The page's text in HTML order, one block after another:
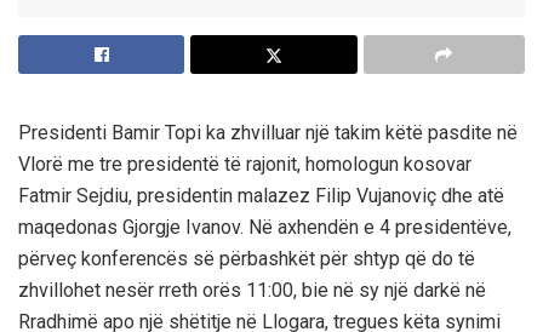
Presidenti Bamir Topi ka zhvilluar një takim këtë pasdite në
Vlorë me tre presidentë të rajonit, homologun kosovar
Fatmir Sejdiu, presidentin malazez Filip Vujanoviç dhe atë
maqedonas Gjorgje Ivanov. Në axhendën e 4 presidentëve,
përveç konferencës së përbashkët për shtyp që do të
zhvillohet nesër rreth orës 11:00, bie në sy një darkë në
Rradhimë apo një shëtitje në Llogara, tregues këta synimi